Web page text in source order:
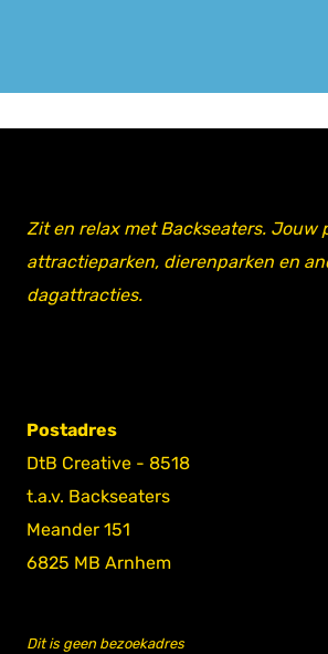
Zit en relax met Backseaters. Jouw
attractieparken, dierenparken en
dagattracties.
Postadres
DtB Creative - 8518
t.a.v. Backseaters
Meander 151
6825 MB Arnhem
Dit is geen bezoekadres